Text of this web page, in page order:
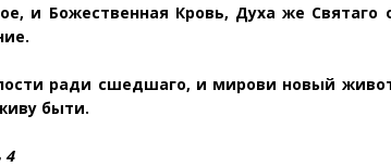
и Божественная Кровь, Духа же
ради сшедшаго, и мирови новый
быти.
4